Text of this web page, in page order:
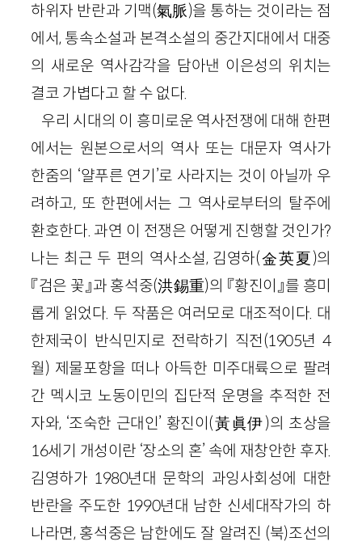
하위자 반란과 기맥(氣脈)을 통하는 것이라는 점
에서, 통속소설과 본격소설의 중간지대에서 대중
의 새로운 역사감각을 담아낸 이은성의 위치는
결코 가볍다고 할 수 없다.
우리 시대의 이 흥미로운 역사전쟁에 대해 한편
에서는 원본으로서의 역사 또는 대문자 역사가
한줌의 ‘얄푸른 연기’로 사라지는 것이 아닐까 우
려하고, 또 한편에서는 그 역사로부터의 탈주에
환호한다. 과연 이 전쟁은 어떻게 진행할 것인가?
나는 최근 두 편의 역사소설, 김영하(金英夏)의
『검은 꽃』과 홍석중(洪錫重)의 『황진이』를 흥미
롭게 읽었다. 두 작품은 여러모로 대조적이다. 대
한제국이 반식민지로 전락하기 직전(1905년 4
월) 제물포항을 떠나 아득한 미주대륙으로 팔려
간 멕시코 노동이민의 집단적 운명을 추적한 전
자와, ‘조숙한 근대인’ 황진이(黃眞伊)의 초상을
16세기 개성이란 ‘장소의 혼’ 속에 재창안한 후자.
김영하가 1980년대 문학의 과잉사회성에 대한
반란을 주도한 1990년대 남한 신세대작가의 하
나라면, 홍석중은 남한에도 잘 알려진 (북)조선의